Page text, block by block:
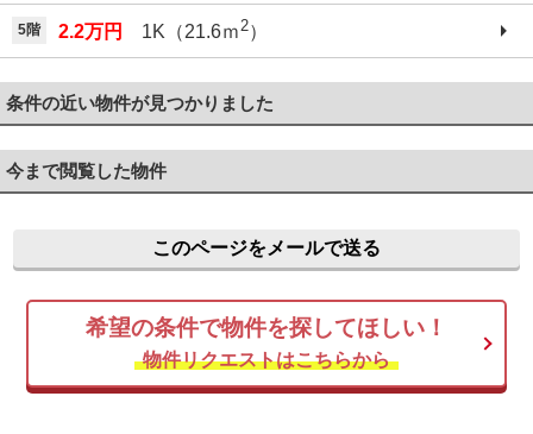
5階 2.2万円 1K（21.6ｍ 2）
条件の近い物件が見つかりました
今まで閲覧した物件
このページをメールで送る
希望の条件で物件を探してほしい！
物件リクエストはこちらから